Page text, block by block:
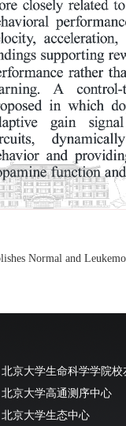
Normal and
北京大学生命科学学院校
北京大学高通测序中心
北京大学生态中心